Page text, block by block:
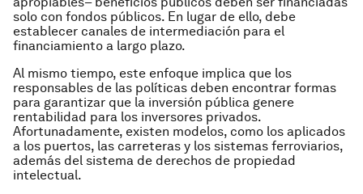
solo con fondos públicos. En lugar de ello, debe
establecer canales de intermediación para el
financiamiento a largo plazo.
Al mismo tiempo, este enfoque implica que los
responsables de las políticas deben encontrar formas
para garantizar que la inversión pública genere
rentabilidad para los inversores privados.
Afortunadamente, existen modelos, como los aplicados
a los puertos, las carreteras y los sistemas ferroviarios,
además del sistema de derechos de propiedad
intelectual.